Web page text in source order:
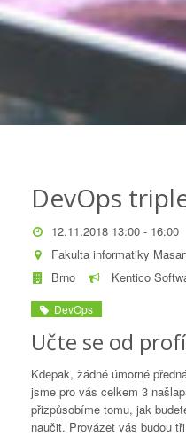
DevOps
12.11.2018 13:00 - 16:00
Fakulta informatiky
Brno
Kentico
DevOps
Učte se od
Kdepak, žádné úmorné
jsme pro vás celkem 3
přizpůsobíme tomu, jak
naučit. Provázet vás budou